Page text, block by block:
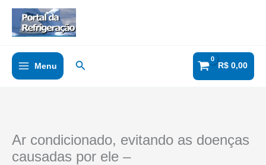
Menu Pesquisar R$0,00
Ar condicionado, evitando as doenças
causadas por ele –